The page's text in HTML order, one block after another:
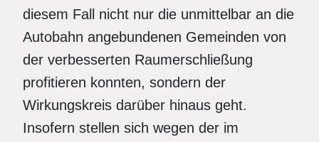
diesem Fall nicht nur die unmittelbar an die
Autobahn angebundenen Gemeinden von
der verbesserten Raumerschließung
profitieren konnten, sondern der
Wirkungskreis darüber hinaus geht.
Insofern stellen sich wegen der im